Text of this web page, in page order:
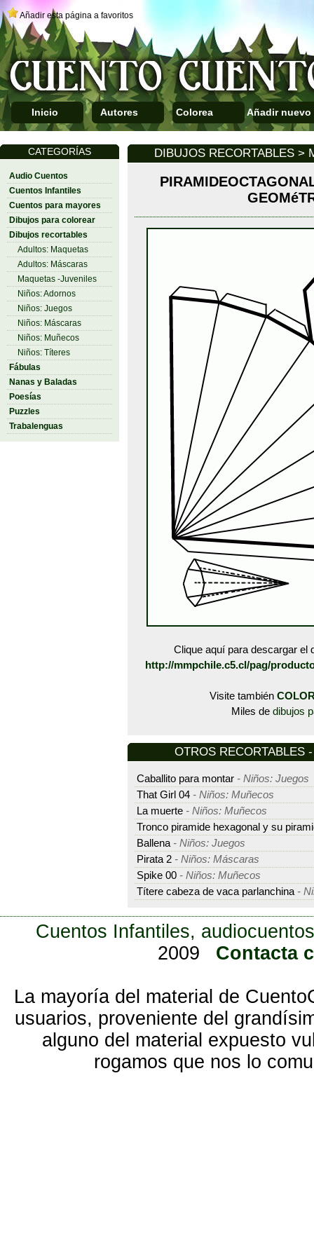
Añadir esta página a favoritos
Inicio Autores Colorea Añadir nuevo
CATEGORÍAS
Audio Cuentos
Cuentos Infantiles
Cuentos para mayores
Dibujos para colorear
Dibujos recortables
Adultos: Maquetas
Adultos: Máscaras
Maquetas -Juveniles
Niños: Adornos
Niños: Juegos
Niños: Máscaras
Niños: Muñecos
Niños: Títeres
Fábulas
Nanas y Baladas
Poesías
Puzzles
Trabalenguas
DIBUJOS RECORTABLES >
Clique aquí para descargar el
http://mmpchile.c5.cl/pag/
Visite también
Miles de dibujos
OTROS RECORTABLES
Caballito para montar - Niños: Juegos
That Girl 04 - Niños: Muñecos
La muerte - Niños: Muñecos
Tronco piramide hexagonal y su
Ballena - Niños: Juegos
Pirata 2 - Niños: Máscaras
Spike 00 - Niños: Muñecos
Títere cabeza de vaca parlanchina -
Cuentos Infantiles,
2009
Contacta
La mayoría del material de
usuarios, proveniente del
alguno del material expuesto
rogamos que nos lo